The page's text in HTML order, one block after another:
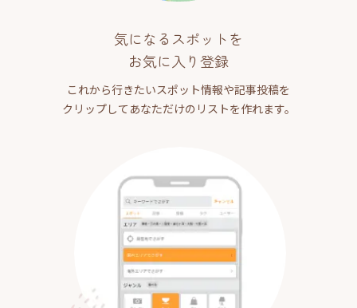
気になるスポットを
お気に入り登録
これから行きたいスポット情報や記事投稿を
クリップしてあなただけのリストを作れます。